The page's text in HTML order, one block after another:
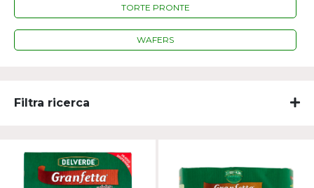
TORTE PRONTE
WAFERS
Filtra ricerca